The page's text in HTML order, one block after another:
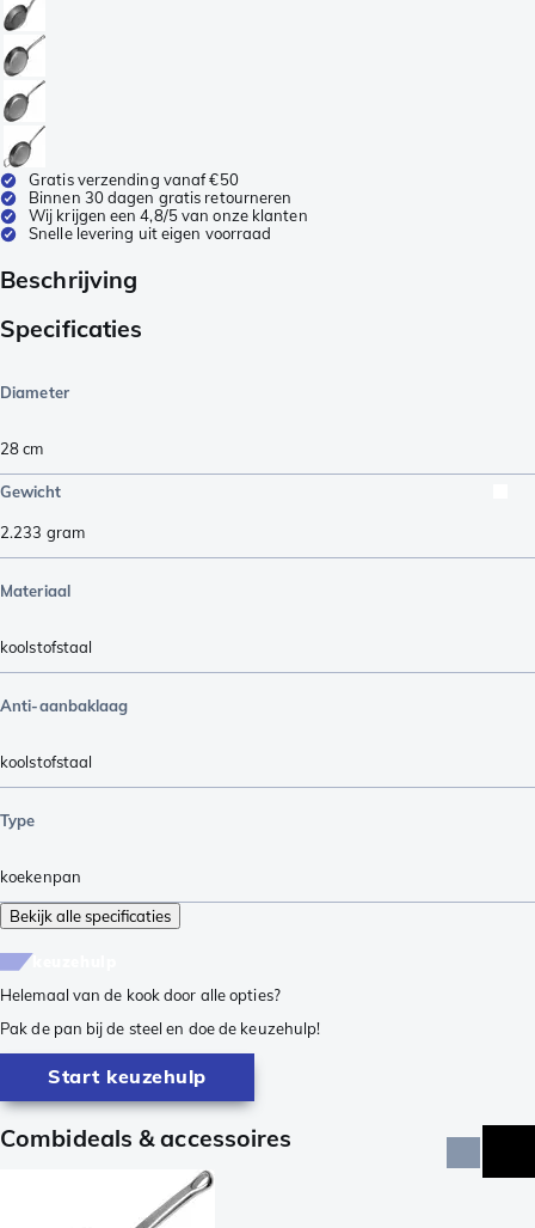
Gratis verzending vanaf €50
Binnen 30 dagen gratis retourneren
Wij krijgen een 4,8/5 van onze klanten
Snelle levering uit eigen voorraad
Beschrijving
Specificaties
Diameter
28 cm
Gewicht
2.233 gram
Materiaal
koolstofstaal
Anti-aanbaklaag
koolstofstaal
Type
koekenpan
Bekijk alle specificaties
Helemaal van de kook door alle opties?
Pak de pan bij de steel en doe de keuzehulp!
Start keuzehulp
Combideals & accessoires